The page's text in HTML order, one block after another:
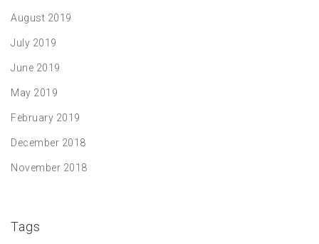
August 2019
July 2019
June 2019
May 2019
February 2019
December 2018
November 2018
Tags